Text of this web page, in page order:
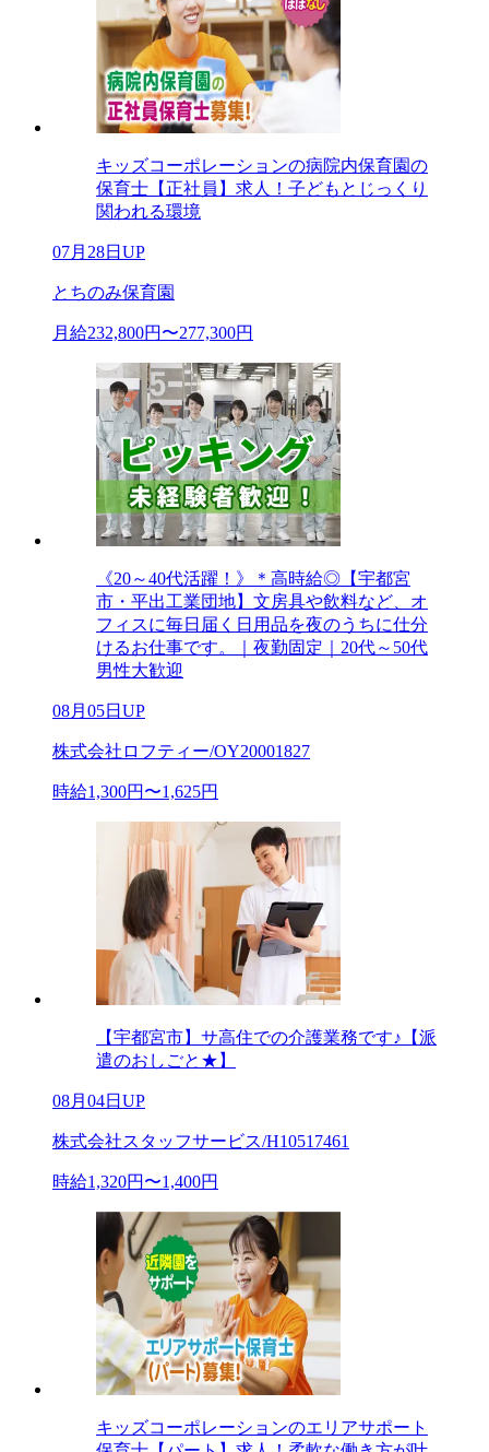
キッズコーポレーションの病院内保育園の
保育士【正社員】求人！子どもとじっくり
関われる環境
07月28日UP
とちのみ保育園
月給232,800円〜277,300円
《20～40代活躍！》＊高時給◎【宇都宮
市・平出工業団地】文房具や飲料など、オ
フィスに毎日届く日用品を夜のうちに仕分
けるお仕事です。｜夜勤固定｜20代～50代
男性大歓迎
08月05日UP
株式会社ロフティー/OY20001827
時給1,300円〜1,625円
【宇都宮市】サ高住での介護業務です♪【派
遣のおしごと★】
08月04日UP
株式会社スタッフサービス/H10517461
時給1,320円〜1,400円
キッズコーポレーションのエリアサポート